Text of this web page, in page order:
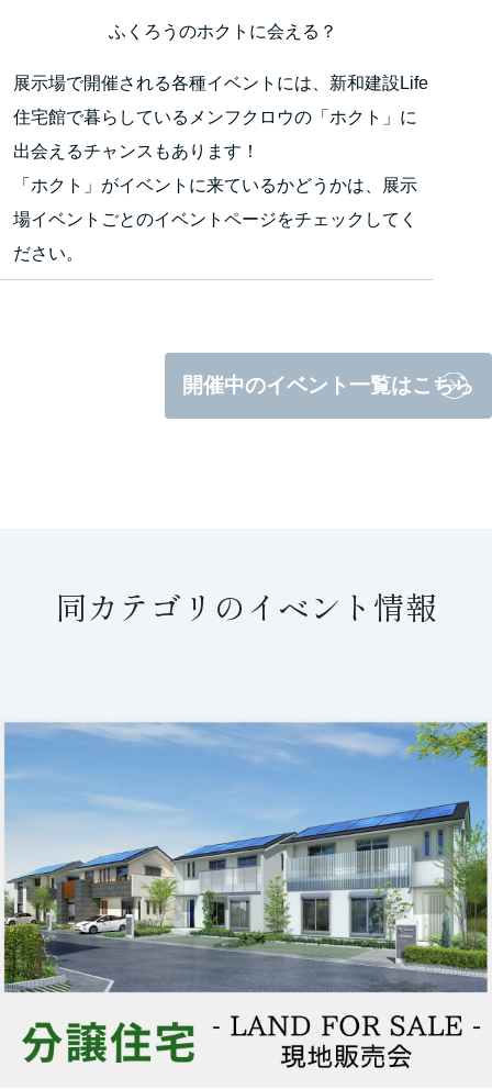
ふくろうのホクトに会える？
展示場で開催される各種イベントには、新和建設Life
住宅館で暮らしているメンフクロウの「ホクト」に
出会えるチャンスもあります！
「ホクト」がイベントに来ているかどうかは、展示
場イベントごとのイベントページをチェックしてく
ださい。
開催中のイベント一覧はこちら
同カテゴリのイベント情報